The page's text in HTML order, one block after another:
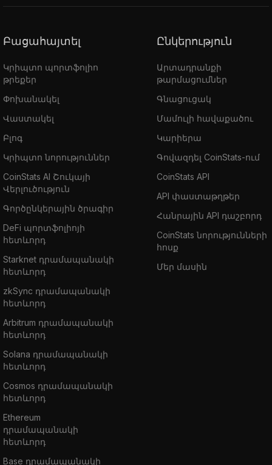
Բացահայտել
Կրիպտո պորտֆոլիո
թրեքեր
Փոխանակել
Վաստակել
Բլոգ
Կրիպտո նորություններ
CoinStats AI Շուկայի
Վերլուծություն
Գործընկերային ծրագիր
DeFi պորտֆոլիոյի
հետևորդ
Starknet դրամապանակի
հետևորդ
zkSync դրամապանակի
հետևորդ
Arbitrum դրամապանակի
հետևորդ
Solana դրամապանակի
հետևորդ
Cosmos դրամապանակի
հետևորդ
Ethereum
դրամապանակի
հետևորդ
Base դրամապանակի
Ընկերություն
Արտադրանքի
թարմացումներ
Գնացուցակ
Մամուլի հավաքածու
Կարիերա
Գովազդել CoinStats-ում
CoinStats API
API փաստաթղթեր
Հանրային API դաշբորդ
CoinStats նորությունների
հոսք
Մեր մասին